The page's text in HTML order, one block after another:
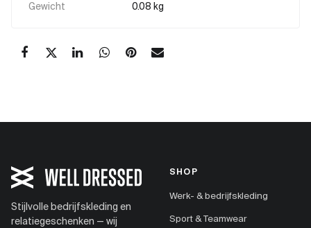
Gewicht 0.08 kg
Stijlvolle bedrijfskleding en
relatiegeschenken — wij
SHOP
Werk- & bedrijfskleding
Sport & Teamwear